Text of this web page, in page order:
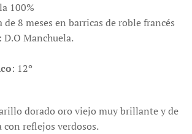
100%
de 8 meses en barricas de roble francés
: D.O Manchuela.
: 12º
dorado oro viejo muy brillante y de
con reflejos verdosos.